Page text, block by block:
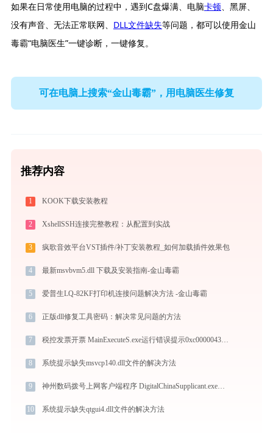
如果在日常使用电脑的过程中，遇到C盘爆满、电脑卡顿、黑屏、
没有声音、无法正常联网、 DLL文件缺失等问题，都可以使用金山
毒霸“电脑医生”一键诊断，一键修复。
可在电脑上搜索“金山毒霸”，用电脑医生修复
推荐内容
1 KOOK下载安装教程
2 XshellSSH连接完整教程：从配置到实战
3 疯歌音效平台VST插件/补丁安装教程_如何加载插件效果包
4 最新msvbvm5.dll 下载及安装指南-金山毒霸
5 爱普生LQ-82KF打印机连接问题解决方法 -金山毒霸
6 正版dll修复工具密码：解决常见问题的方法
7 税控发票开票 MainExecuteS.exe运行错误提示0xc0000043的解决办法
8 系统提示缺失msvcp140.dll文件的解决方法
9 神州数码拨号上网客户端程序 DigitalChinaSupplicant.exe提示缺少wpcap.dll文件的解决办法
10 系统提示缺失qtgui4.dll文件的解决方法